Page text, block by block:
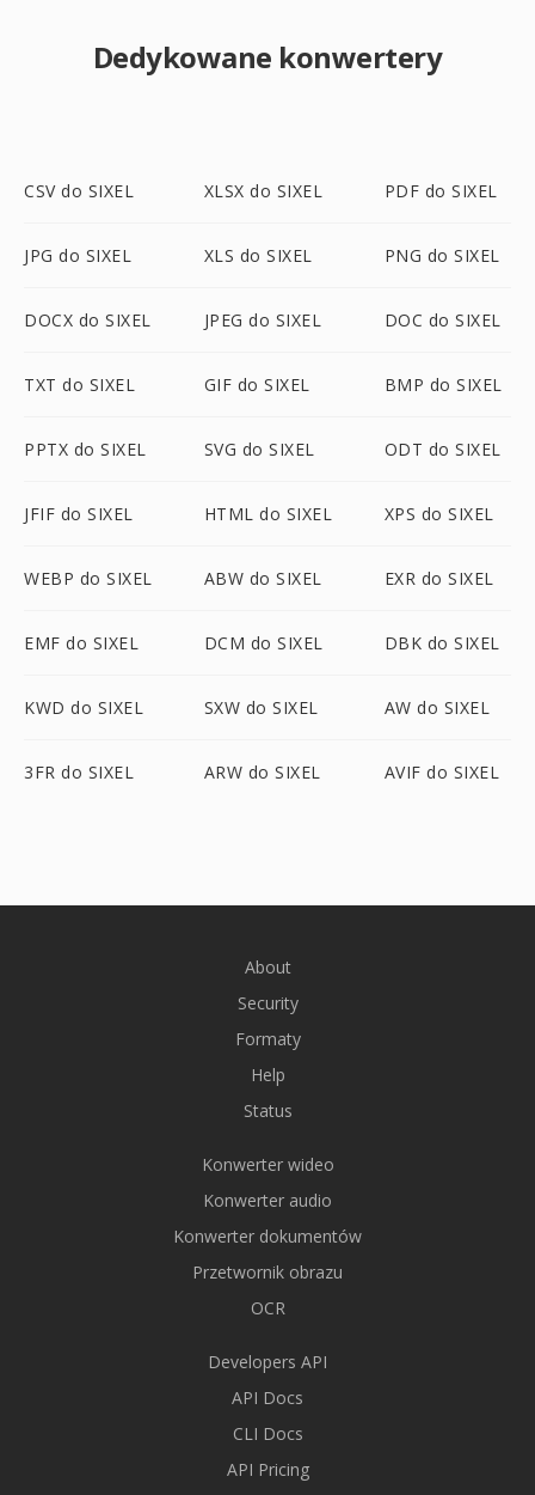
Dedykowane konwertery
CSV do SIXEL XLSX do SIXEL PDF do SIXEL
JPG do SIXEL XLS do SIXEL PNG do SIXEL
DOCX do SIXEL JPEG do SIXEL DOC do SIXEL
TXT do SIXEL GIF do SIXEL BMP do SIXEL
PPTX do SIXEL SVG do SIXEL ODT do SIXEL
JFIF do SIXEL HTML do SIXEL XPS do SIXEL
WEBP do SIXEL ABW do SIXEL EXR do SIXEL
EMF do SIXEL DCM do SIXEL DBK do SIXEL
KWD do SIXEL SXW do SIXEL AW do SIXEL
3FR do SIXEL ARW do SIXEL AVIF do SIXEL
About
Security
Formaty
Help
Status
Konwerter wideo
Konwerter audio
Konwerter dokumentów
Przetwornik obrazu
OCR
Developers API
API Docs
CLI Docs
API Pricing